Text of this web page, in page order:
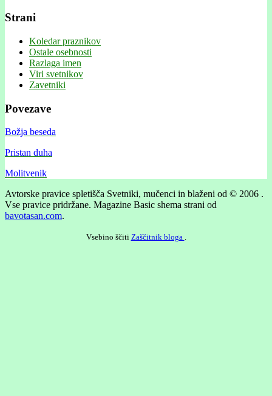
Strani
Koledar praznikov
Ostale osebnosti
Razlaga imen
Viri svetnikov
Zavetniki
Povezave
Božja beseda
Pristan duha
Molitvenik
Avtorske pravice spletišča Svetniki, mučenci in blaženi od © 2006 .
Vse pravice pridržane. Magazine Basic shema strani od
bavotasan.com.
Vsebino ščiti Zaščitnik bloga .